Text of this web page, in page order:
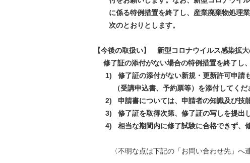
に係る特例措置を終了し、産業廃棄物処理業
次のとおりとします。
【今後の取扱い】 新型コロナウイルス感染拡大
修了証の添付がない場合の特例措置を終了し
1) 修了証の添付がない新規・更新許可申請
（受講申込書、予約票等）を添付してくだ
2) 申請書については、申請者の知識及び技
3) 修了証を取得次第、修了証の写しを提出
4) 相当な期間内に修了試験に合格できず、
〈不明な点は下記の「お問い合わせ先」へ